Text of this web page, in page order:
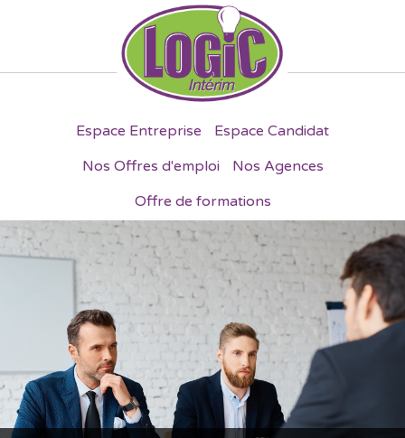
Espace Entreprise
Espace Candidat
Nos Offres d'emploi
Nos Agences
Offre de formations